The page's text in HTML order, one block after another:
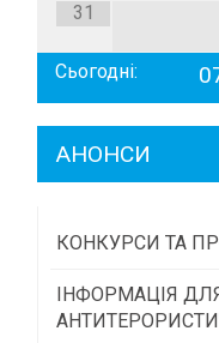
31
Сьогодні:
АНОНСИ
КОНКУРСИ ТА
Конкурс
самоврядування
ІНФОРМАЦІЯ